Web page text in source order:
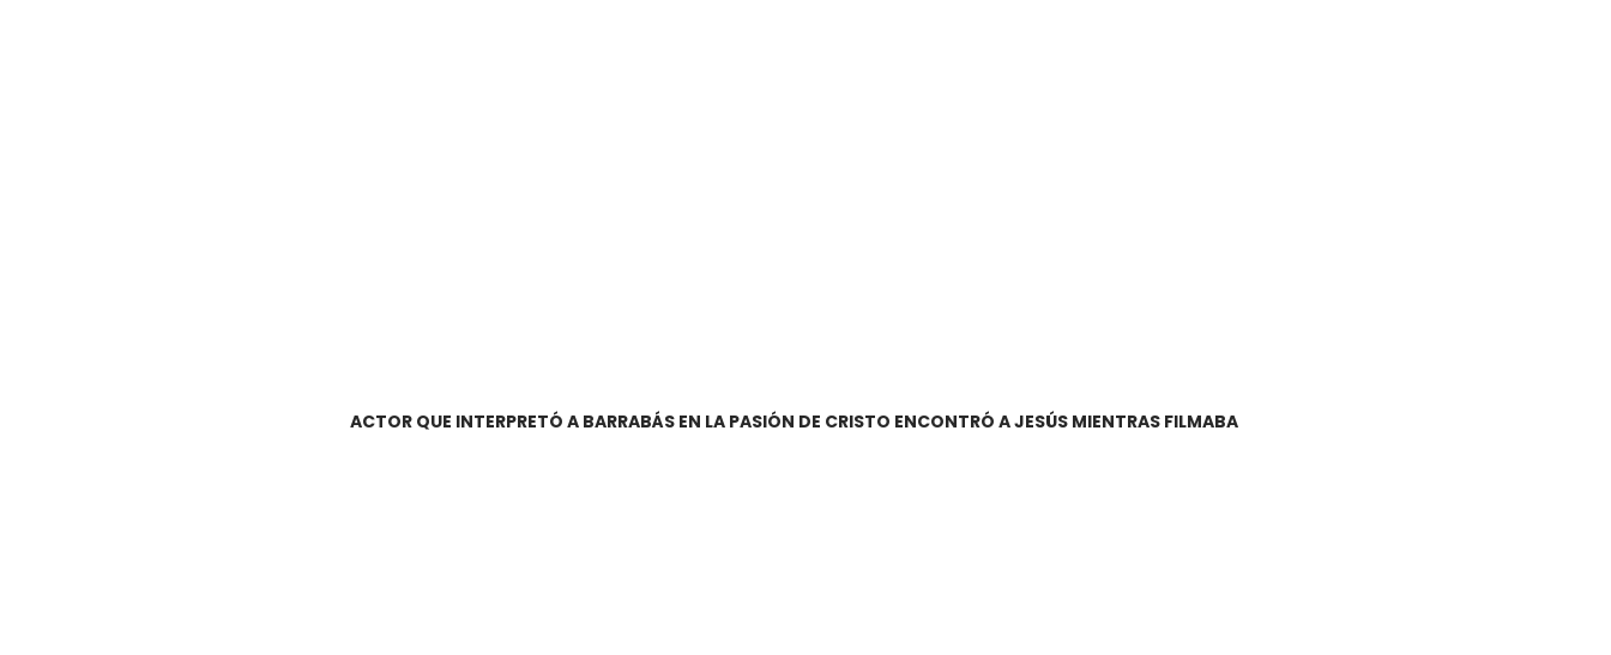
ACTOR QUE INTERPRETÓ A BARRABÁS EN LA PASIÓN DE CRISTO ENCONTRÓ A JESÚS MIENTRAS FILMABA